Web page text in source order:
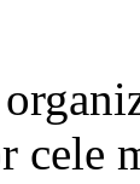
cele